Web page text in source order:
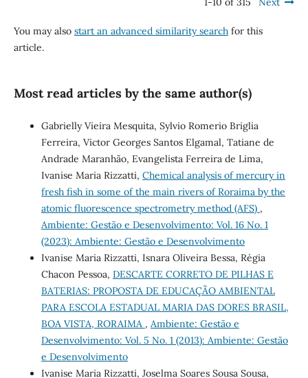
You may also start an advanced similarity searchfor this
article.
Most read articles by the same author(s)
Gabrielly Vieira Mesquita, Sylvio Romerio Briglia
Ferreira, Victor Georges Santos Elgamal, Tatiane de
Andrade Maranhão, Evangelista Ferreira de Lima,
Ivanise Maria Rizzatti, Chemical analysis of mercury in
fresh fish in some of the main rivers of Roraima by the
atomic fluorescence spectrometry method (AFS) ,
Ambiente: Gestão e Desenvolvimento: Vol. 16 No. 1
(2023): Ambiente: Gestão e Desenvolvimento
Ivanise Maria Rizzatti, Isnara Oliveira Bessa, Régia
Chacon Pessoa, DESCARTE CORRETO DE PILHAS E
BATERIAS: PROPOSTA DE EDUCAÇÃO AMBIENTAL
PARA ESCOLA ESTADUAL MARIA DAS DORES BRASIL,
BOA VISTA, RORAIMA , Ambiente: Gestão e
Desenvolvimento: Vol. 5 No. 1 (2013): Ambiente: Gestão
e Desenvolvimento
Ivanise Maria Rizzatti, Joselma Soares Sousa Sousa,